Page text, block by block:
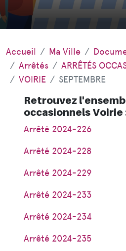
Accueil Ma Ville
Arrêtés
ARRÊTÉS
VOIRIE
SEPTEMBRE
Retrouvez
occasionnels Voirie
Arrêté 2024-226
Arrêté 2024-228
Arrêté 2024-229
Arrêté 2024-233
Arrêté 2024-234
Arrêté 2024-235